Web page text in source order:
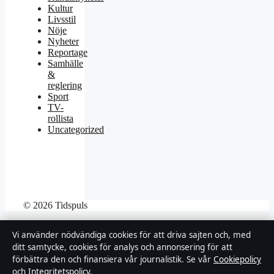
Kultur
Livsstil
Nöje
Nyheter
Reportage
Samhälle
&
reglering
Sport
TV-
rollista
Uncategorized
© 2026 Tidspuls
Film, tv, kändisnyheter och nöje från Sverige.
Klarälven Media Ltd.
Vi använder nödvändiga cookies för att driva sajten och, med
ditt samtycke, cookies för analys och annonsering för att
förbättra den och finansiera vår journalistik. Se vår Cookiepolicy
och Integritetspolicy.